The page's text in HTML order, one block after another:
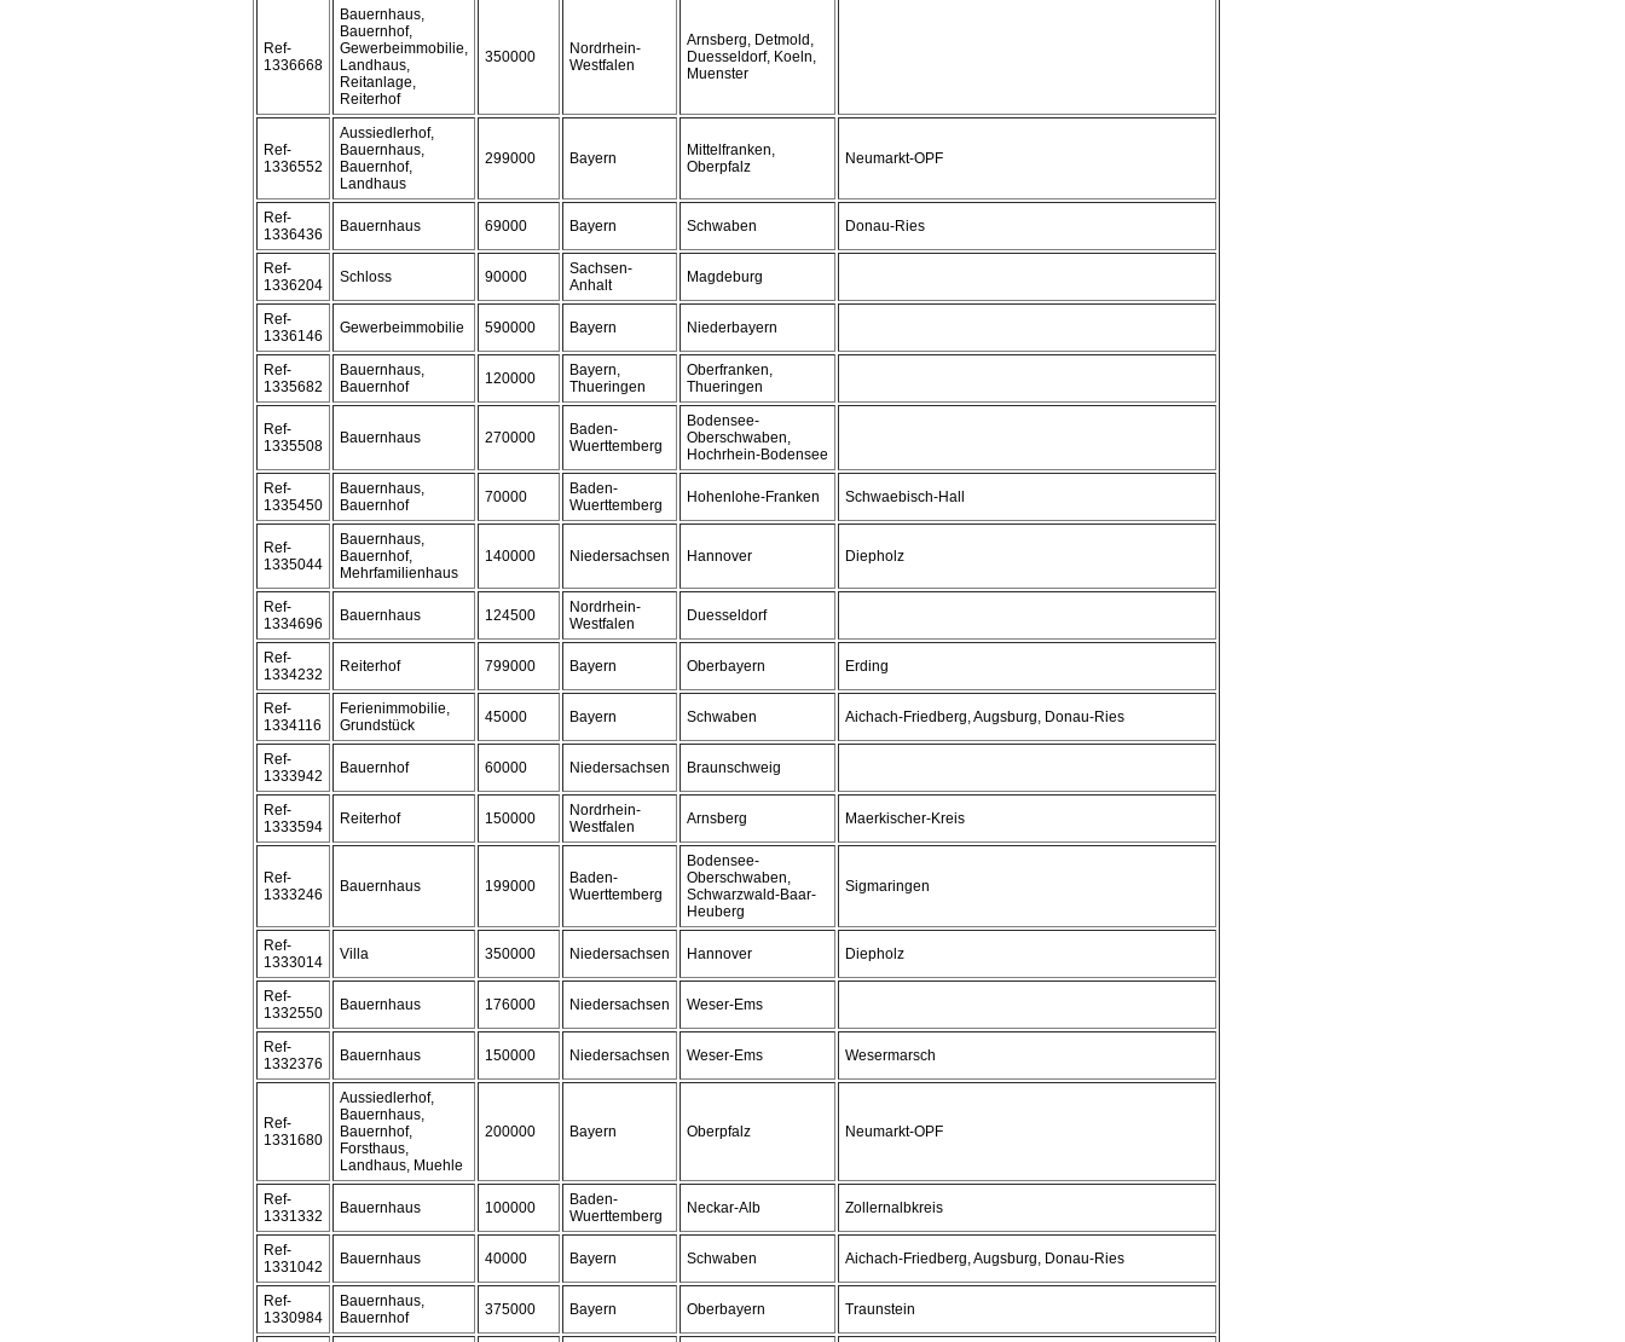
Ref-
1336668
Bauernhaus,
Bauernhof,
Gewerbeimmobilie,
Landhaus,
Reitanlage,
Reiterhof
350000
Nordrhein-
Westfalen
Arnsberg, Detmold,
Duesseldorf, Koeln,
Muenster
Ref-
1336552
Aussiedlerhof,
Bauernhaus,
Bauernhof,
Landhaus
299000 Bayern
Mittelfranken,
Oberpfalz
Neumarkt-OPF
Ref-
1336436
Bauernhaus 69000 Bayern Schwaben Donau-Ries
Ref-
1336204
Schloss 90000
Sachsen-
Anhalt
Magdeburg
Ref-
1336146
Gewerbeimmobilie 590000 Bayern Niederbayern
Ref-
1335682
Bauernhaus,
Bauernhof
120000
Bayern,
Thueringen
Oberfranken,
Thueringen
Ref-
1335508
Bauernhaus 270000
Baden-
Wuerttemberg
Bodensee-
Oberschwaben,
Hochrhein-Bodensee
Ref-
1335450
Bauernhaus,
Bauernhof
70000
Baden-
Wuerttemberg
Hohenlohe-Franken Schwaebisch-Hall
Ref-
1335044
Bauernhaus,
Bauernhof,
Mehrfamilienhaus
140000 Niedersachsen Hannover Diepholz
Ref-
1334696
Bauernhaus 124500
Nordrhein-
Westfalen
Duesseldorf
Ref-
1334232
Reiterhof 799000 Bayern Oberbayern Erding
Ref-
1334116
Ferienimmobilie,
Grundstück
45000 Bayern Schwaben Aichach-Friedberg, Augsburg, Donau-Ries
Ref-
1333942
Bauernhof 60000 Niedersachsen Braunschweig
Ref-
1333594
Reiterhof 150000
Nordrhein-
Westfalen
Arnsberg Maerkischer-Kreis
Ref-
1333246
Bauernhaus 199000
Baden-
Wuerttemberg
Bodensee-
Oberschwaben,
Schwarzwald-Baar-
Heuberg
Sigmaringen
Ref-
1333014
Villa 350000 Niedersachsen Hannover Diepholz
Ref-
1332550
Bauernhaus 176000 Niedersachsen Weser-Ems
Ref-
1332376
Bauernhaus 150000 Niedersachsen Weser-Ems Wesermarsch
Ref-
1331680
Aussiedlerhof,
Bauernhaus,
Bauernhof,
Forsthaus,
Landhaus, Muehle
200000 Bayern Oberpfalz Neumarkt-OPF
Ref-
1331332
Bauernhaus 100000
Baden-
Wuerttemberg
Neckar-Alb Zollernalbkreis
Ref-
1331042
Bauernhaus 40000 Bayern Schwaben Aichach-Friedberg, Augsburg, Donau-Ries
Ref-
1330984
Bauernhaus,
Bauernhof
375000 Bayern Oberbayern Traunstein